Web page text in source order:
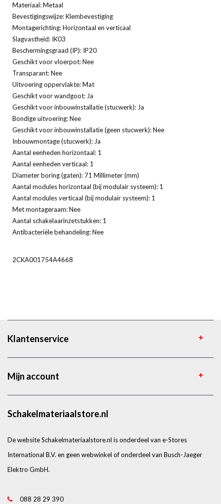
Materiaal: Metaal
Bevestigingswijze: Klembevestiging
Montagerichting: Horizontaal en verticaal
Slagvastheid: IK03
Beschermingsgraad (IP): IP20
Geschikt voor vloerpot: Nee
Transparant: Nee
Uitvoering oppervlakte: Mat
Geschikt voor wandgoot: Ja
Geschikt voor inbouwinstallatie (stucwerk): Ja
Bondige uitvoering: Nee
Geschikt voor inbouwinstallatie (geen stucwerk): Nee
Inbouwmontage (stucwerk): Ja
Aantal eenheden horizontaal: 1
Aantal eenheden verticaal: 1
Diameter boring (gaten): 71 Millimeter (mm)
Aantal modules horizontaal (bij modulair systeem): 1
Aantal modules verticaal (bij modulair systeem): 1
Met montageraam: Nee
Aantal schakelaarinzetstukken: 1
Antibacteriële behandeling: Nee
2CKA001754A4668
Klantenservice
Mijn account
Schakelmateriaalstore.nl
De website Schakelmateriaalstore.nl is onderdeel van e-Stores
International B.V. en geen webwinkel of onderdeel van Busch-Jaeger
Elektro GmbH.
088 28 29 390